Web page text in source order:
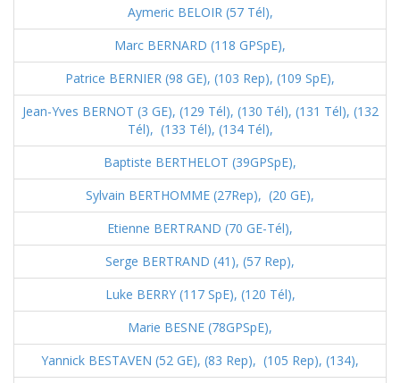
Aymeric BELOIR (57 Tél),
Marc BERNARD (118 GPSpE),
Patrice BERNIER (98 GE), (103 Rep), (109 SpE),
Jean-Yves BERNOT (3 GE), (129 Tél), (130 Tél), (131 Tél), (132
Tél), (133 Tél), (134 Tél),
Baptiste BERTHELOT (39GPSpE),
Sylvain BERTHOMME (27Rep), (20 GE),
Etienne BERTRAND (70 GE-Tél),
Serge BERTRAND (41), (57 Rep),
Luke BERRY (117 SpE), (120 Tél),
Marie BESNE (78GPSpE),
Yannick BESTAVEN (52 GE), (83 Rep), (105 Rep), (134),